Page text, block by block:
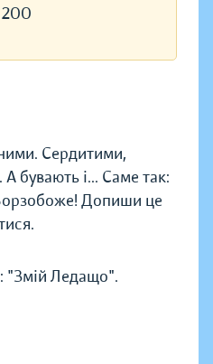
200
Сердитими,
бувають і... Саме так:
Допиши це
"Змій Ледащо".